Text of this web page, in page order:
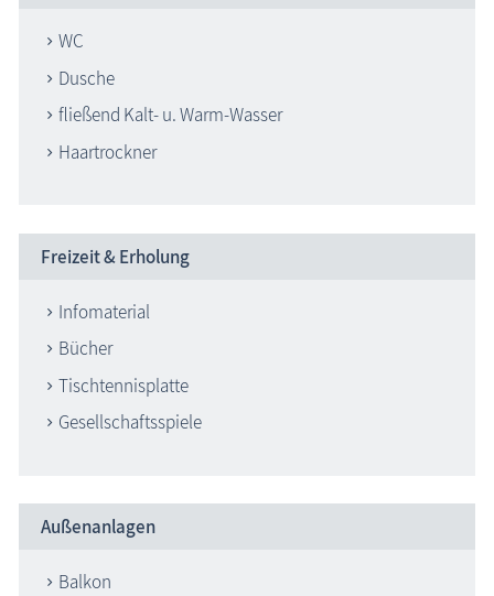
WC
Dusche
fließend Kalt- u. Warm-Wasser
Haartrockner
Freizeit & Erholung
Infomaterial
Bücher
Tischtennisplatte
Gesellschaftsspiele
Außenanlagen
Balkon